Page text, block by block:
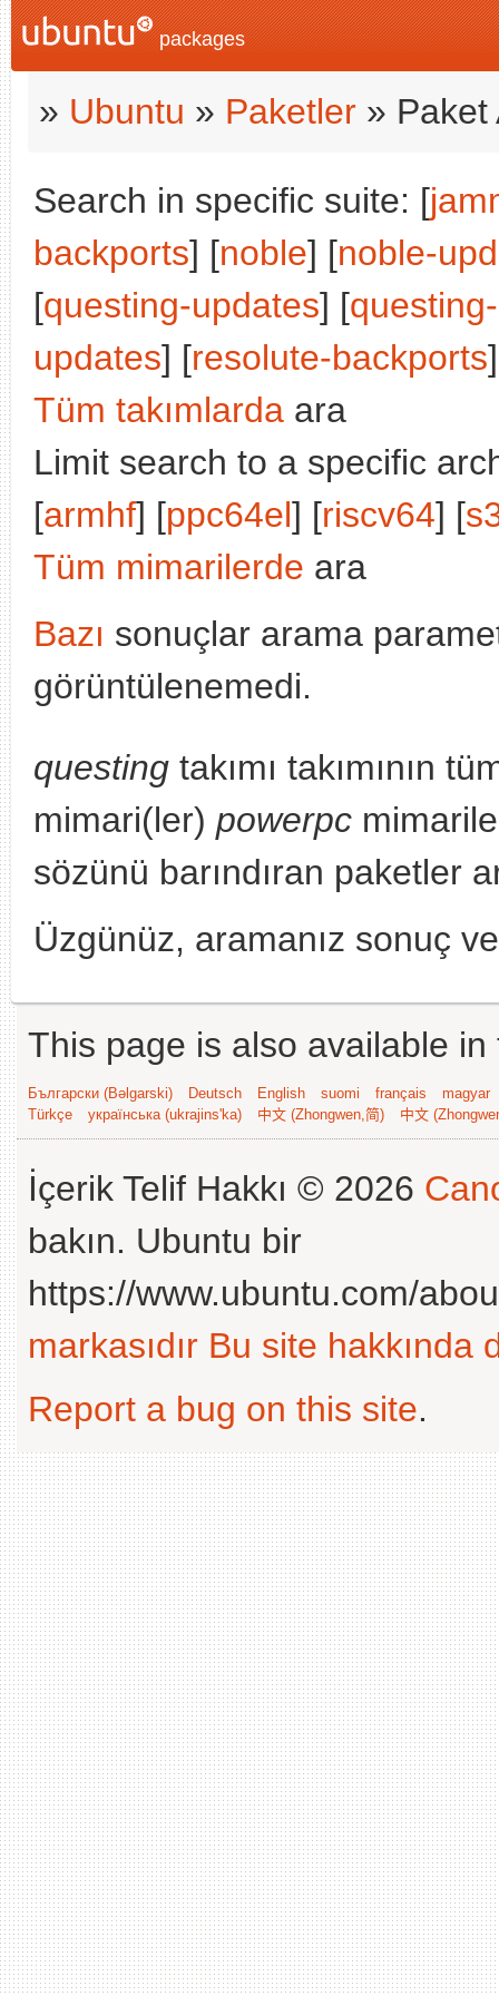
packages
» Ubuntu » Paketler » Paket
Search in specific suite: [
backports] [noble] [noble-
[questing-updates] [
updates] [resolute-backports
Tüm takımlarda ara
Limit search to a specific
[armhf] [ppc64el] [riscv64] [
Tüm mimarilerde ara
Bazı sonuçlar arama
görüntülenemedi.
questing takımı takımının
mimari(ler) powerpc
sözünü barındıran paketler
Üzgünüz, aramanız sonuç
This page is also available
Български (Bəlgarski) Deutsch English suomi français
magyar
Türkçe
українська (ukrajins'ka) 中文 (Zhongwen,简) 中文
İçerik Telif Hakkı © 2026
bakın. Ubuntu bir
https://www.ubuntu.com/
markasıdır Bu site hakkında
Report a bug on this site.